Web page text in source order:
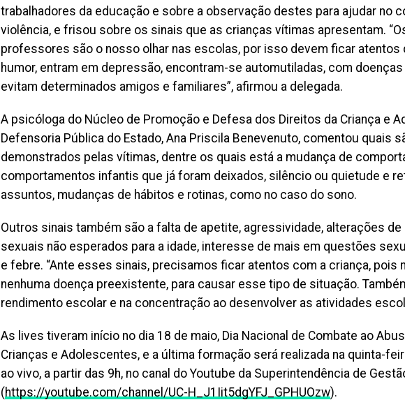
trabalhadores da educação e sobre a observação destes para ajudar no
violência, e frisou sobre os sinais que as crianças vítimas apresentam.
professores são o nosso olhar nas escolas, por isso devem ficar atentos
humor, entram em depressão, encontram-se automutiladas, com
evitam determinados amigos e familiares”, afirmou a delegada.
A psicóloga do Núcleo de Promoção e Defesa dos Direitos da Criança e
Defensoria Pública do Estado, Ana Priscila Benevenuto, comentou quais
demonstrados pelas vítimas, dentre os quais está a mudança de
comportamentos infantis que já foram deixados, silêncio ou quietude e
assuntos, mudanças de hábitos e rotinas, como no caso do sono.
Outros sinais também são a falta de apetite, agressividade, alterações
sexuais não esperados para a idade, interesse de mais em questões
e febre. “Ante esses sinais, precisamos ficar atentos com a criança, pois
nenhuma doença preexistente, para causar esse tipo de situação.
rendimento escolar e na concentração ao desenvolver as atividades
As lives tiveram início no dia 18 de maio, Dia Nacional de Combate ao
Crianças e Adolescentes, e a última formação será realizada na quinta-
ao vivo, a partir das 9h, no canal do Youtube da Superintendência de
(https://youtube.com/channel/UC-H_J1Iit5dgYFJ_GPHUOzw).